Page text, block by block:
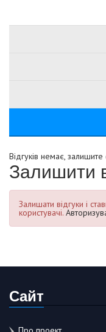
Відгуків немає, залишите
Залишити
Залишати відгуки і
користувачі.
Сайт